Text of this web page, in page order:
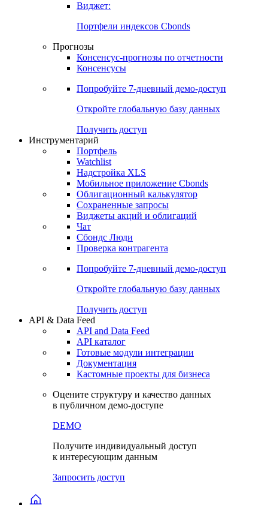
Виджет:
Портфели индексов Cbonds
Прогнозы
Консенсус-прогнозы по отчетности
Консенсусы
Попробуйте 7-дневный демо-доступ
Откройте глобальную базу данных
Получить доступ
Инструментарий
Портфель
Watchlist
Надстройка XLS
Мобильное приложение Cbonds
Облигационный калькулятор
Сохраненные запросы
Виджеты акций и облигаций
Чат
Сбондс Люди
Проверка контрагента
Попробуйте 7-дневный демо-доступ
Откройте глобальную базу данных
Получить доступ
API & Data Feed
API and Data Feed
API каталог
Готовые модули интеграции
Документация
Кастомные проекты для бизнеса
Оцените структуру и качество данных
в публичном демо-доступе
DEMO
Получите индивидуальный доступ
к интересующим данным
Запросить доступ